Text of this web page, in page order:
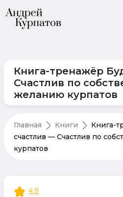
Книга-тренажёр
Счастлив по
желанию курпатов
Главная Книги
Книга-
счастлив — Счастлив по
курпатов
4.9